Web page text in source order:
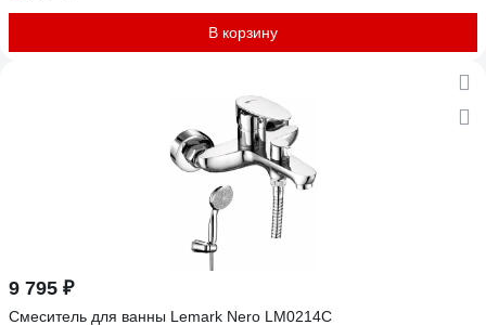
В корзину
9 795 ₽
Смеситель для ванны Lemark Nero LM0214C